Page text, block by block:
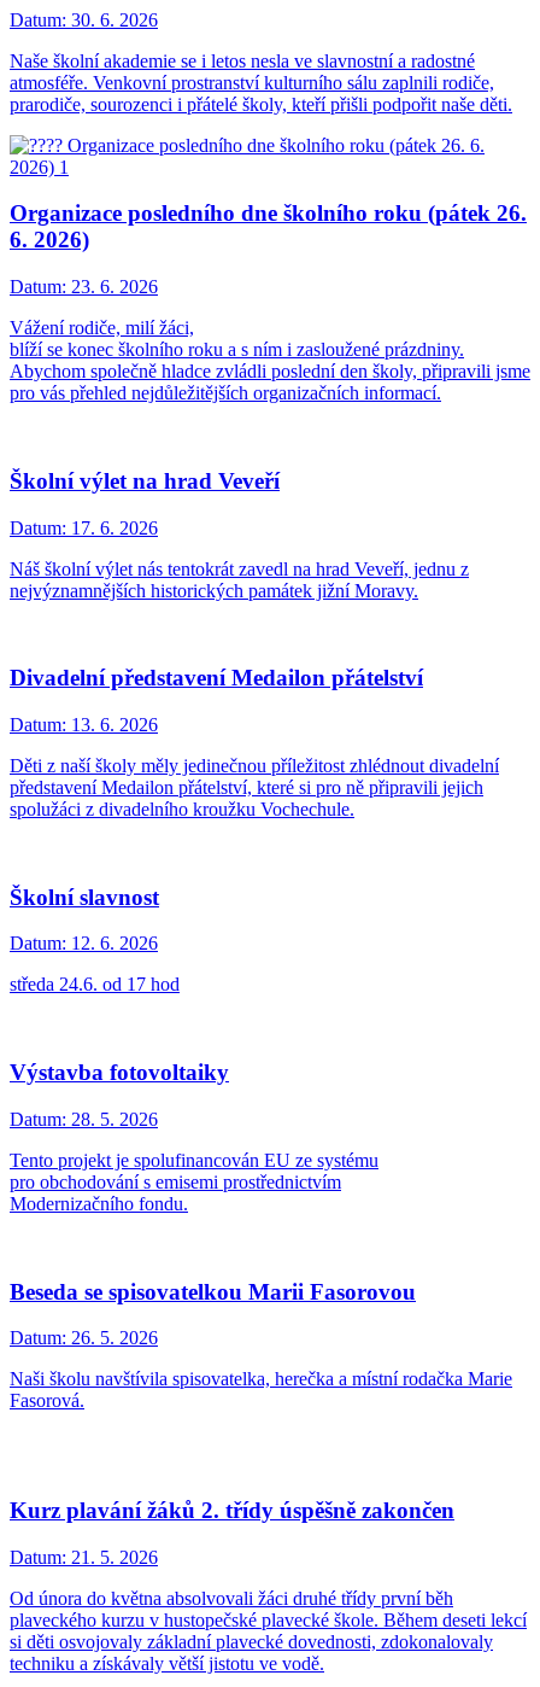
Datum: 30. 6. 2026
Naše školní akademie se i letos nesla ve slavnostní a radostné
atmosféře. Venkovní prostranství kulturního sálu zaplnili rodiče,
prarodiče, sourozenci i přátelé školy, kteří přišli podpořit naše děti.
Organizace posledního dne školního roku (pátek 26.
6. 2026)
Datum: 23. 6. 2026
Vážení rodiče, milí žáci,
blíží se konec školního roku a s ním i zasloužené prázdniny.
Abychom společně hladce zvládli poslední den školy, připravili jsme
pro vás přehled nejdůležitějších organizačních informací.
Školní výlet na hrad Veveří
Datum: 17. 6. 2026
Náš školní výlet nás tentokrát zavedl na hrad Veveří, jednu z
nejvýznamnějších historických památek jižní Moravy.
Divadelní představení Medailon přátelství
Datum: 13. 6. 2026
Děti z naší školy měly jedinečnou příležitost zhlédnout divadelní
představení Medailon přátelství, které si pro ně připravili jejich
spolužáci z divadelního kroužku Vochechule.
Školní slavnost
Datum: 12. 6. 2026
středa 24.6. od 17 hod
Výstavba fotovoltaiky
Datum: 28. 5. 2026
Tento projekt je spolufinancován EU ze systému
pro obchodování s emisemi prostřednictvím
Modernizačního fondu.
Beseda se spisovatelkou Marii Fasorovou
Datum: 26. 5. 2026
Naši školu navštívila spisovatelka, herečka a místní rodačka Marie
Fasorová.
Kurz plavání žáků 2. třídy úspěšně zakončen
Datum: 21. 5. 2026
Od února do května absolvovali žáci druhé třídy první běh
plaveckého kurzu v hustopečské plavecké škole. Během deseti lekcí
si děti osvojovaly základní plavecké dovednosti, zdokonalovaly
techniku a získávaly větší jistotu ve vodě.